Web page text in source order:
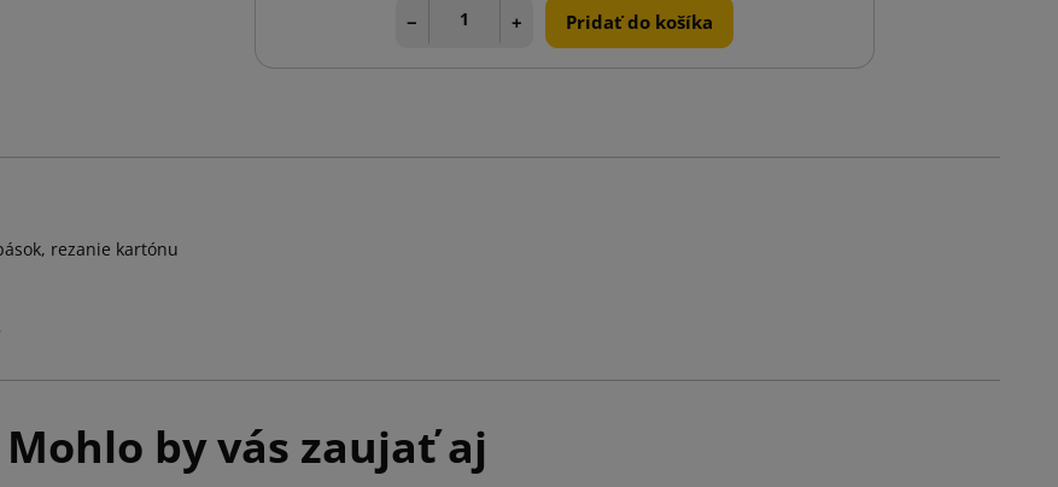
− + Pridať do košíka
rezanie kartónu
Mohlo by vás zaujať aj